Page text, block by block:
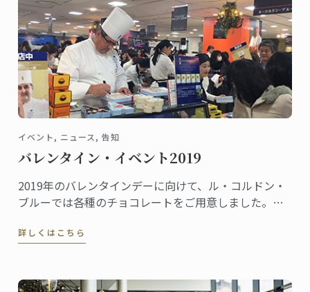
イベント, ニュース, 告知
バレンタイン・イベント2019
2019年のバレンタインデーに向けて、ル・コルドン・
ブルーでは各種のチョコレートをご用意しました。こ
れ、東京校と神戸校のシェフ講師たちも応援に駆けつ
詳しくはこちら